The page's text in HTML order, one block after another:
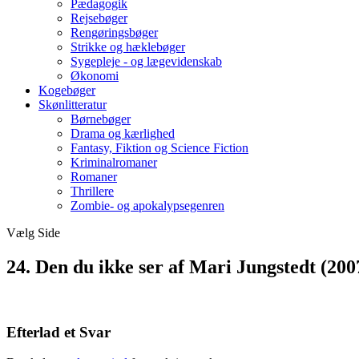
Pædagogik
Rejsebøger
Rengøringsbøger
Strikke og hæklebøger
Sygepleje - og lægevidenskab
Økonomi
Kogebøger
Skønlitteratur
Børnebøger
Drama og kærlighed
Fantasy, Fiktion og Science Fiction
Kriminalromaner
Romaner
Thrillere
Zombie- og apokalypsegenren
Vælg Side
24. Den du ikke ser af Mari Jungstedt
Efterlad et Svar